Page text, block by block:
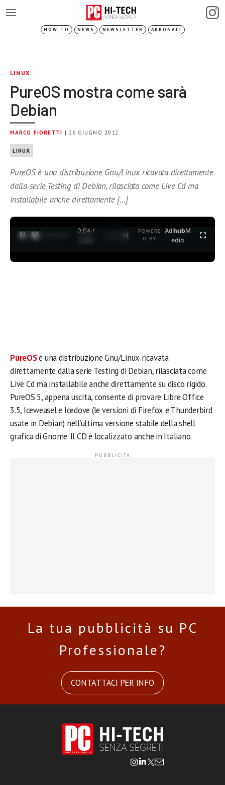
HOW-TO NEWS NEWSLETTER ABBONATI
LINUX
PureOS mostra come sarà
Debian
MARCO FIORETTI | 26 GIUGNO 2012
LINUX
PureOS è una distribuzione Gnu/Linux ricavata direttamente
dalla serie Testing di Debian, rilasciata come Live Cd ma
installabile anche direttamente […]
0:04 /
3:35
POWERE
D BY
AdhubM
edia
PureOSè una distribuzione Gnu/Linux ricavata
direttamente dalla serie Testing di Debian, rilasciata come
Live Cd ma installabile anche direttamente su disco rigido.
PureOS 5, appena uscita, consente di provare Libre Office
3.5, Iceweasel e Icedove (le versioni di Firefox e Thunderbird
usate in Debian) nell’ultima versione stabile della shell
grafica di Gnome. Il CD è localizzato anche in Italiano.
La tua pubblicità su PC
Professionale?
CONTATTACI PER INFO